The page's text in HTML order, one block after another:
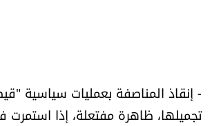
- إنقاذ المناصفة بعمليات سياسية
تجميلها، ظاهرة مفتعلة، إذا